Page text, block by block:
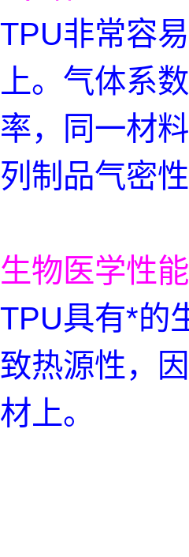
TPU非常容
上。气体系
率，同一材
列制品气密
生物医学性能
TPU具有*的
致热源性，
材上。